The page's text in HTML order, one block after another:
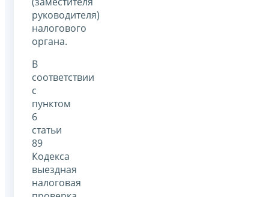
руководителя)
налогового
органа.
В
соответствии
с
пунктом
6
статьи
89
Кодекса
выездная
налоговая